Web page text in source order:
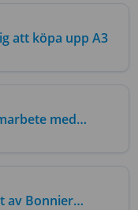
att köpa upp A3
med
av Bonnier